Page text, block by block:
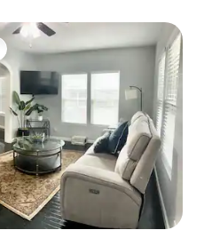
plus appréciés